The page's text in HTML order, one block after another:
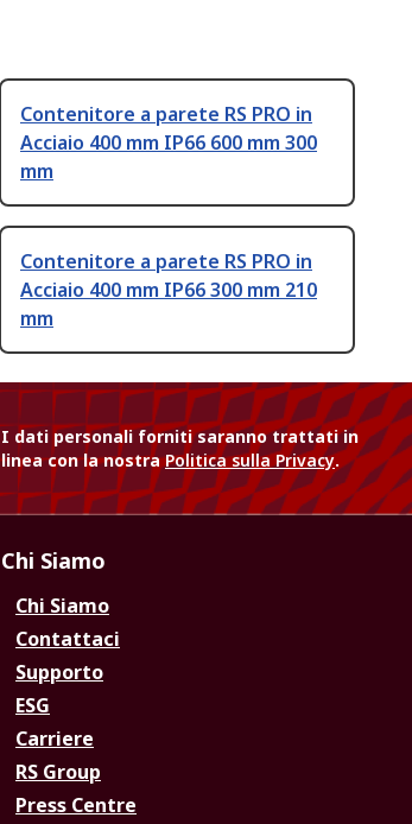
Contenitore a parete RS PRO in
Acciaio 400 mm IP66 600 mm 300
mm
Contenitore a parete RS PRO in
Acciaio 400 mm IP66 300 mm 210
mm
I dati personali forniti saranno trattati in
linea con la nostraPolitica sulla Privacy.
Chi Siamo
Chi Siamo
Contattaci
Supporto
ESG
Carriere
RS Group
Press Centre